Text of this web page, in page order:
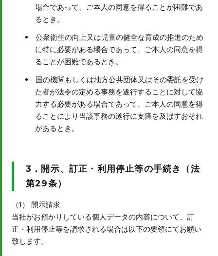
場合であって、ご本人の同意を得ることが困難であ
るとき。
公衆衛生の向上又は児童の健全な育成の推進のため
に特に必要がある場合であって、ご本人の同意を得
ることが困難であるとき。
国の機関もしくは地方公共団体又はその委託を受け
た者が法令の定める事務を遂行することに対して協
力する必要がある場合であって、ご本人の同意を得
ることにより当該事務の遂行に支障を及ぼすおそれ
があるとき。
3．開示、訂正・利用停止等の手続き（法
第29条）
（1） 開示請求
当社がお預かりしている個人データの内容について、訂
正・利用停止等を請求される場合は以下の要領にてお願い
致します。